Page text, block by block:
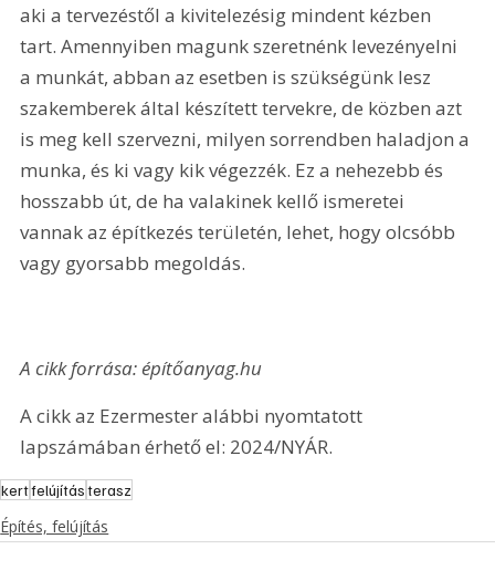
aki a tervezéstől a kivitelezésig mindent kézben
tart. Amennyiben magunk szeretnénk levezényelni
a munkát, abban az esetben is szükségünk lesz
szakemberek által készített tervekre, de közben azt
is meg kell szervezni, milyen sorrendben haladjon a
munka, és ki vagy kik végezzék. Ez a nehezebb és
hosszabb út, de ha valakinek kellő ismeretei
vannak az építkezés területén, lehet, hogy olcsóbb
vagy gyorsabb megoldás.
A cikk forrása: építőanyag.hu
A cikk az Ezermester alábbi nyomtatott
lapszámában érhető el: 2024/NYÁR.
kertfelújításterasz
Építés, felújítás